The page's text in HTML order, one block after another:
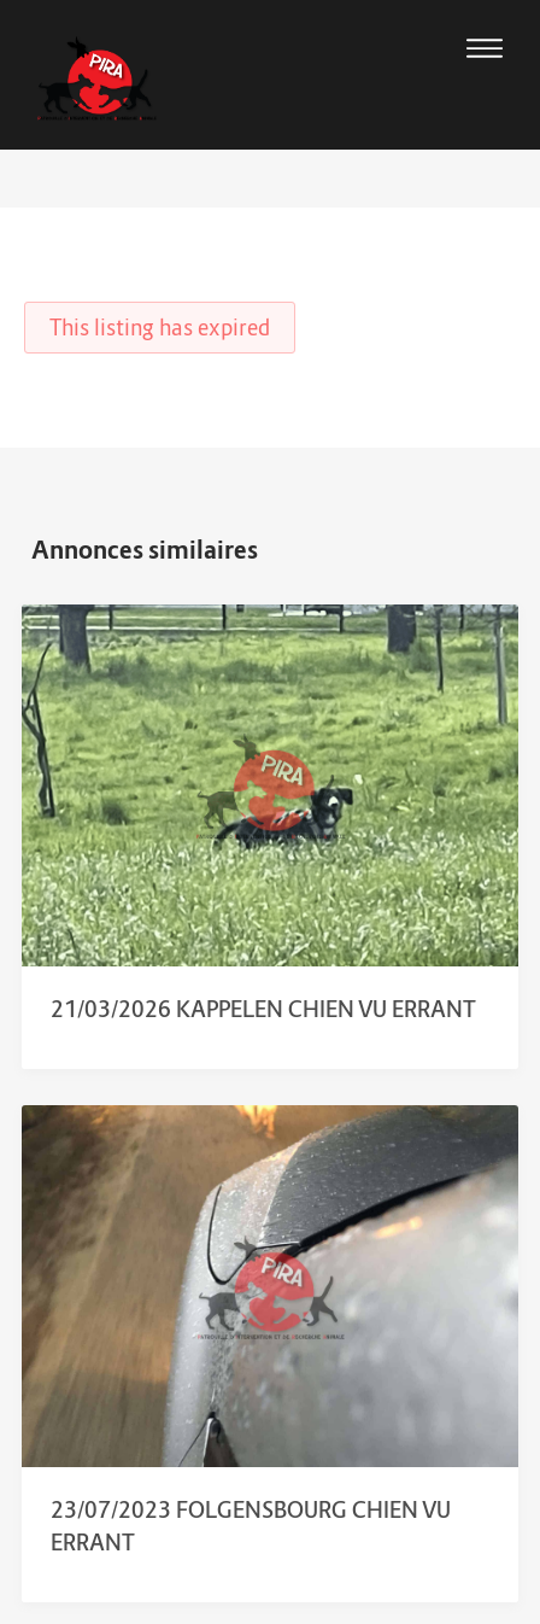
This listing has expired
21/03/2026 KAPPELEN CHIEN VU ERRANT
23/07/2023 FOLGENSBOURG CHIEN VU
ERRANT